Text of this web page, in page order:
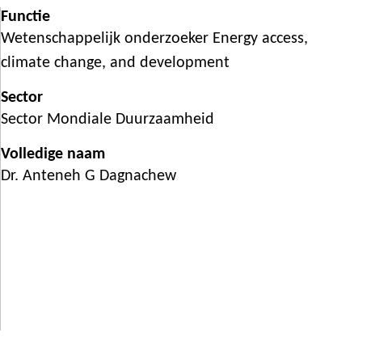
Functie
Wetenschappelijk onderzoeker Energy access,
climate change, and development
Sector
Sector Mondiale Duurzaamheid
Volledige naam
Dr. Anteneh G Dagnachew